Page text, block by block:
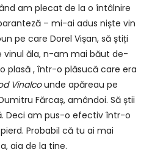
am plecat de la o întâlnire
– mi-ai adus niște vin
pe care Dorel Vișan, să știți
vinul ăla, n-am mai băut de-
plasă , într-o plăsucă care era
Vinalco unde apăreau pe
Fărcaș, amândoi. Să știi
Deci am pus-o efectiv într-o
Probabil că tu ai mai
aia de la tine.